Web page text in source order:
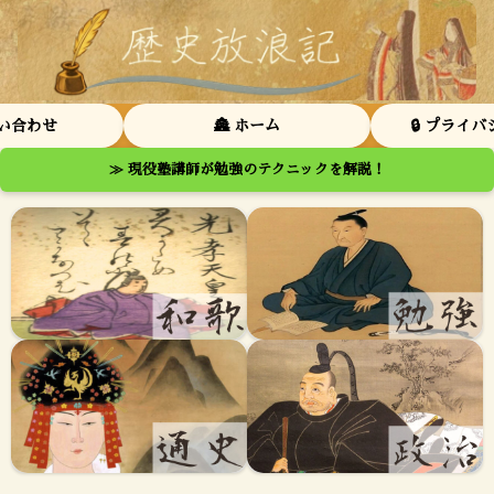
合わせ 🏯 ホーム 🔒 プライバ
≫ 現役塾講師が勉強のテクニックを解説！